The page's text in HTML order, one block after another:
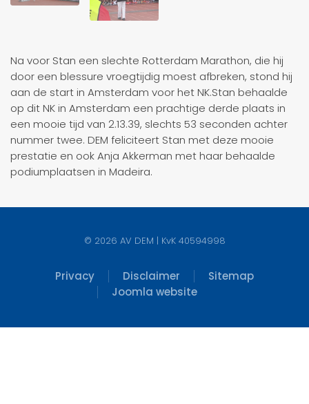
Na voor Stan een slechte Rotterdam Marathon, die hij
door een blessure vroegtijdig moest afbreken, stond hij
aan de start in Amsterdam voor het NK.Stan behaalde
op dit NK in Amsterdam een prachtige derde plaats in
een mooie tijd van 2.13.39, slechts 53 seconden achter
nummer twee. DEM feliciteert Stan met deze mooie
prestatie en ook Anja Akkerman met haar behaalde
podiumplaatsen in Madeira.
© 2026 AV DEM | KvK 40594998
Privacy Disclaimer
Sitemap
Joomla website